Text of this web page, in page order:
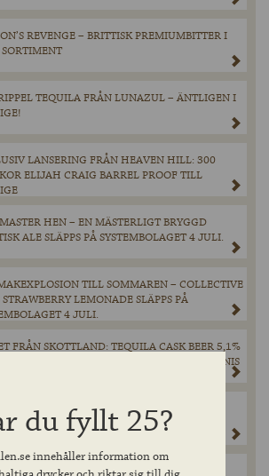
REVENGE – BRITTISK PREMIUMBITTER I
TEQUILA FRÅN LUNAZUL – ÄNTLIGEN I
LANSERING FRÅN HEAVEN HILL: 300
ELIJAH CRAIG BARREL PROOF TILL
HEN – EN MÄSTERLIGT BRYGGD
ALE SLÄPPS PÅ SYSTEMBOLAGET 4 JULI.
TILL SOMMAREN – COLLECTIVE
STRAWBERRY LEMONADE SLÄPPS PÅ
4 JULI.
FRÅN SKOTTLAND: TEQUILA CASK BEER 5,1%
ANDRA EXKLUSIVA LANSERING FRÅN INNIS
STRAIGHT JACKET – KRAFTFULL
WINE I BEGRÄNSAT SLÄPP PÅ
4 JULI.
DDH JUKE-BOX HERO –
du fyllt 25?
innehåller information om